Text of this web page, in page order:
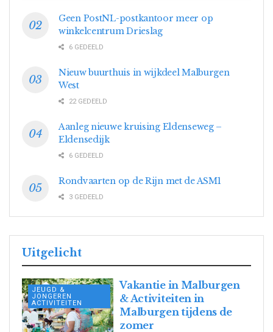
Geen PostNL-postkantoor meer op
winkelcentrum Drieslag
6 GEDEELD
Nieuw buurthuis in wijkdeel Malburgen
West
22 GEDEELD
Aanleg nieuwe kruising Eldenseweg –
Eldensedijk
6 GEDEELD
Rondvaarten op de Rijn met de ASM1
3 GEDEELD
Uitgelicht
JEUGD &
JONGEREN
ACTIVITEITEN
Vakantie in Malburgen
& Activiteiten in
Malburgen tijdens de
zomer